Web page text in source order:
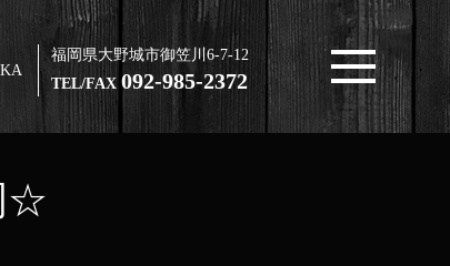
福岡県大野城市御笠川6-7-12
TEL/FAX 092-985-2372
☆